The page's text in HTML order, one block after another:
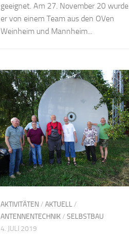
geeignet. Am 27. November 20 wurde
er von einem Team aus den OVen
Weinheim und Mannheim...
AKTIVITÄTEN/ AKTUELL/
ANTENNENTECHNIK/ SELBSTBAU
4. JULI 2019